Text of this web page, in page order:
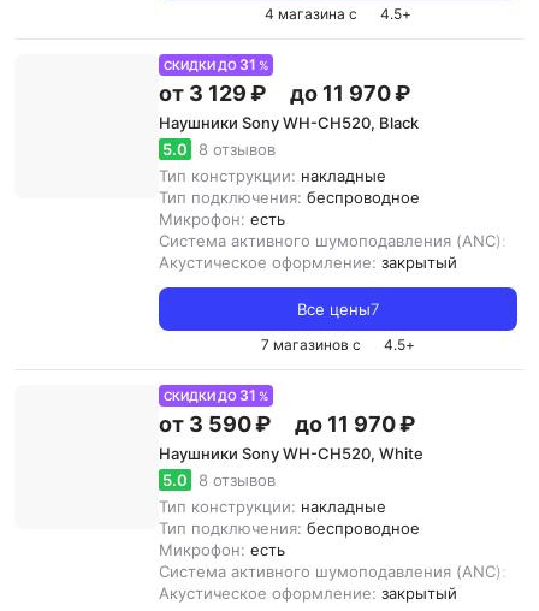
4 магазина с 4.5+
СКИДКИ ДО 31 %
от 3 129 ₽ до 11 970 ₽
Наушники Sony WH-CH520, Black
5.0
8 отзывов
Тип конструкции: накладные
Тип подключения: беспроводное
Микрофон: есть
Система активного шумоподавления (ANC):
Акустическое оформление: закрытый
Все цены7
7 магазинов с 4.5+
СКИДКИ ДО 31 %
от 3 590 ₽ до 11 970 ₽
Наушники Sony WH-CH520, White
5.0
8 отзывов
Тип конструкции: накладные
Тип подключения: беспроводное
Микрофон: есть
Система активного шумоподавления (ANC):
Акустическое оформление: закрытый